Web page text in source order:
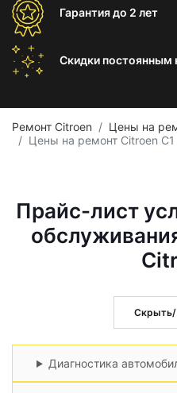
Гарантиядо 2 лет
Скидки постоянным
Ремонт Citroen
Цены на
Цены на ремонт Citroen C1
Прайс-лист
Скрыть/
Диагностика